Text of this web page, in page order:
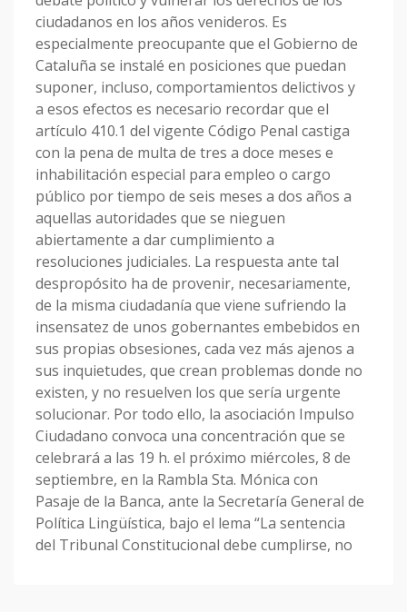
ciudadanos en los años venideros. Es
especialmente preocupante que el Gobierno de
Cataluña se instalé en posiciones que puedan
suponer, incluso, comportamientos delictivos y
a esos efectos es necesario recordar que el
artículo 410.1 del vigente Código Penal castiga
con la pena de multa de tres a doce meses e
inhabilitación especial para empleo o cargo
público por tiempo de seis meses a dos años a
aquellas autoridades que se nieguen
abiertamente a dar cumplimiento a
resoluciones judiciales. La respuesta ante tal
despropósito ha de provenir, necesariamente,
de la misma ciudadanía que viene sufriendo la
insensatez de unos gobernantes embebidos en
sus propias obsesiones, cada vez más ajenos a
sus inquietudes, que crean problemas donde no
existen, y no resuelven los que sería urgente
solucionar. Por todo ello, la asociación Impulso
Ciudadano convoca una concentración que se
celebrará a las 19 h. el próximo miércoles, 8 de
septiembre, en la Rambla Sta. Mónica con
Pasaje de la Banca, ante la Secretaría General de
Política Lingüística, bajo el lema “La sentencia
del Tribunal Constitucional debe cumplirse, no